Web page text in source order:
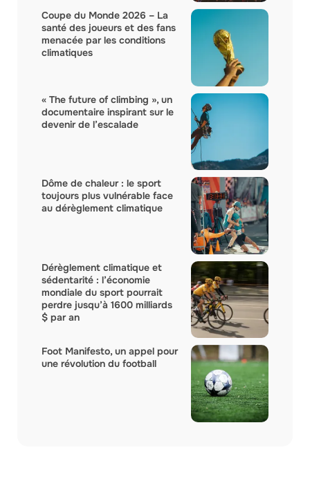
Coupe du Monde 2026 – La
santé des joueurs et des fans
menacée par les conditions
climatiques
« The future of climbing », un
documentaire inspirant sur le
devenir de l’escalade
Dôme de chaleur : le sport
toujours plus vulnérable face
au dérèglement climatique
Dérèglement climatique et
sédentarité : l’économie
mondiale du sport pourrait
perdre jusqu’à 1600 milliards
$ par an
Foot Manifesto, un appel pour
une révolution du football